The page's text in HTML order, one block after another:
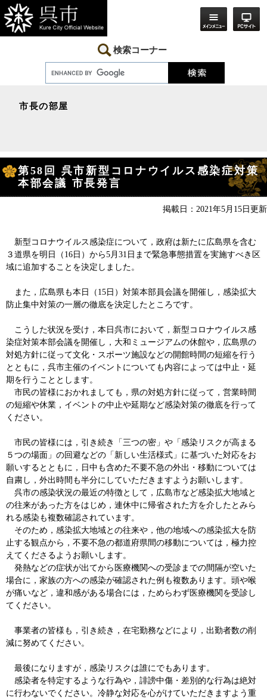
ー
ジ
の
ニ
ュ
ー
検索コーナー
市長の部屋
文
第58回 呉市新型コロナウイルス感染症対策
本部会議 市長発言
掲載日：2021年5月15日更新
新型コロナウイルス感染症について，政府は新たに広島県を含む
３道県を明日（16日）から5月31日まで緊急事態措置を実施すべき区
域に追加することを決定しました。
また，広島県も本日（15日）対策本部員会議を開催し，感染拡大
防止集中対策の一層の徹底を決定したところです。
こうした状況を受け，本日呉市において，新型コロナウイルス感
染症対策本部会議を開催し，大和ミュージアムの休館や，広島県の
対処方針に従って文化・スポーツ施設などの開館時間の短縮を行う
とともに，呉市主催のイベントについても内容によっては中止・延
期を行うこととします。
市民の皆様におかれましても，県の対処方針に従って，営業時間
の短縮や休業，イベントの中止や延期など感染対策の徹底を行って
ください。
市民の皆様には，引き続き「三つの密」や「感染リスクが高まる
５つの場面」の回避などの「新しい生活様式」に基づいた対応をお
願いするとともに，日中も含めた不要不急の外出・移動については
自粛し，外出時間も半分にしていただきますようお願いします。
呉市の感染状況の最近の特徴として，広島市など感染拡大地域と
の往来があった方をはじめ，連休中に帰省された方を介したとみら
れる感染も複数確認されています。
そのため，感染拡大地域との往来や，他の地域への感染拡大を防
止する観点から，不要不急の都道府県間の移動については，極力控
えてくださるようお願いします。
発熱などの症状が出てから医療機関への受診までの間隔が空いた
場合に，家族の方への感染が確認された例も複数あります。頭や喉
が痛いなど，違和感がある場合には，ためらわず医療機関を受診し
てください。
事業者の皆様も，引き続き，在宅勤務などにより，出勤者数の削
減に努めてください。
最後になりますが，感染リスクは誰にでもあります。
感染者を特定するような行為や，誹謗中傷・差別的な行為は絶対
に行わないでください。冷静な対応を心がけていただきますよう重